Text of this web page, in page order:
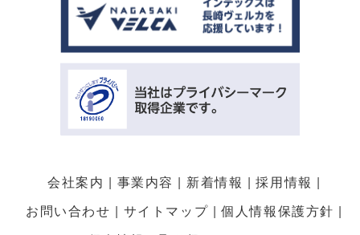
会社案内 事業内容 新着情報
採用情報
お問い合わせ
サイトマップ
個人情報保護方針